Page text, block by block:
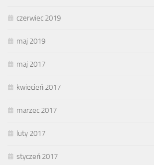
czerwiec 2019
maj 2019
maj 2017
kwiecień 2017
marzec 2017
luty 2017
styczeń 2017